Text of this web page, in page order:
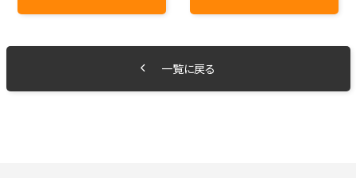
一覧に戻る